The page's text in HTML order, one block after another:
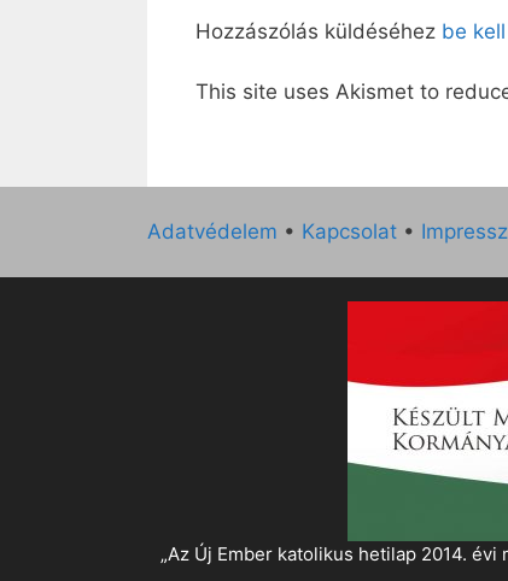
Hozzászólás küldéséhez be
This site uses Akismet to
Adatvédelem • Kapcsolat •
„Az Új Ember katolikus hetilap 2014.